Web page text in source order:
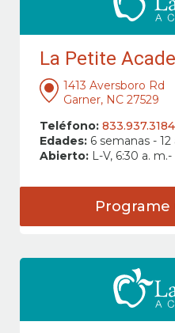
La Petite
1413 Aversboro Rd
Garner, NC 27529
Teléfono: 833.937.3184
Edades: 6 semanas - 12
Abierto: L-V, 6:30 a.
Programe